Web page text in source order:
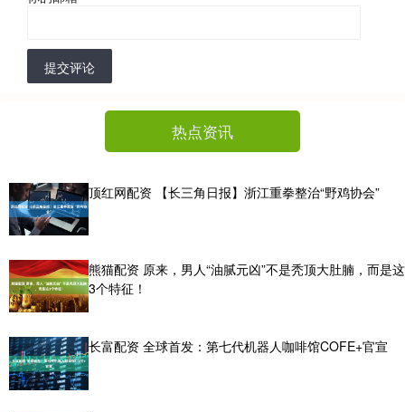
提交评论
热点资讯
顶红网配资 【长三角日报】浙江重拳整治“野鸡协会”
熊猫配资 原来，男人“油腻元凶”不是秃顶大肚腩，而是这
3个特征！
长富配资 全球首发：第七代机器人咖啡馆COFE+官宣